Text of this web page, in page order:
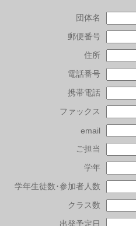
団体名
郵便番号
住所
電話番号
携帯電話
ファックス
email
ご担当
学年
学年生徒数･参加者人数
クラス数
出発予定日